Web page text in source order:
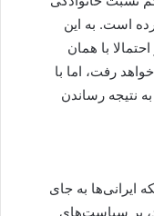
است. به این
با همان
رفت، اما با
نتیجه رساندن
ایرانی‌ها به جای
بر سیاست‌های